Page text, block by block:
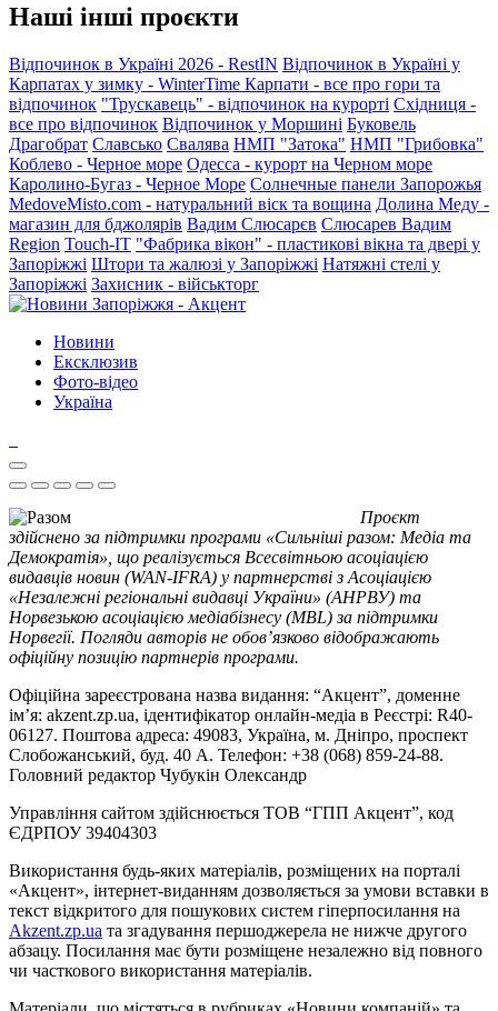
Наші інші проєкти
Відпочинок в Україні 2026 - RestIN Відпочинок в Україні у
Карпатах у зимку - WinterTime Карпати - все про гори та
відпочинок "Трускавець" - відпочинок на курорті Східниця -
все про відпочинок Відпочинок у Моршині Буковель
Драгобрат Славсько Свалява НМП "Затока" НМП "Грибовка"
Коблево - Черное море Одесса - курорт на Черном море
Каролино-Бугаз - Черное Море Солнечные панели Запорожья
MedoveMisto.com - натуральний віск та вощина Долина Меду -
магазин для бджолярів Вадим Слюсарєв Слюсарев Вадим
Region Touch-IT "Фабрика вікон" - пластикові вікна та двері у
Запоріжжі Штори та жалюзі у Запоріжжі Натяжні стелі у
Запоріжжі Захисник - військторг
Новини
Ексклюзив
Фото-відео
Україна
Проєкт
здійснено за підтримки програми «Сильніші разом: Медіа та
Демократія», що реалізується Всесвітньою асоціацією
видавців новин (WAN-IFRA) у партнерстві з Асоціацією
«Незалежні регіональні видавці України» (АНРВУ) та
Норвезькою асоціацією медіабізнесу (MBL) за підтримки
Норвегії. Погляди авторів не обов’язково відображають
офіційну позицію партнерів програми.
Офіційна зареєстрована назва видання: “Акцент”, доменне
ім’я: akzent.zp.ua, ідентифікатор онлайн-медіа в Реєстрі: R40-
06127. Поштова адреса: 49083, Україна, м. Дніпро, проспект
Слобожанський, буд. 40 А. Телефон: +38 (068) 859-24-88.
Головний редактор Чубукін Олександр
Управління сайтом здійснюється ТОВ “ГПП Акцент”, код
ЄДРПОУ 39404303
Використання будь-яких матеріалів, розміщених на порталі
«Акцент», інтернет-виданням дозволяється за умови вставки в
текст відкритого для пошукових систем гіперпосилання на
Akzent.zp.ua та згадування першоджерела не нижче другого
абзацу. Посилання має бути розміщене незалежно від повного
чи часткового використання матеріалів.